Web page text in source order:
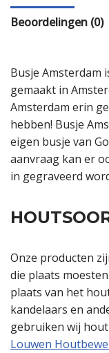
Beoordelingen (0)
Busje Amsterdam
gemaakt in
Amsterdam erin
hebben! Busje
eigen busje van
aanvraag kan er
in gegraveerd
Onze producten
die plaats
plaats van het
kandelaars en
gebruiken wij
Louwen